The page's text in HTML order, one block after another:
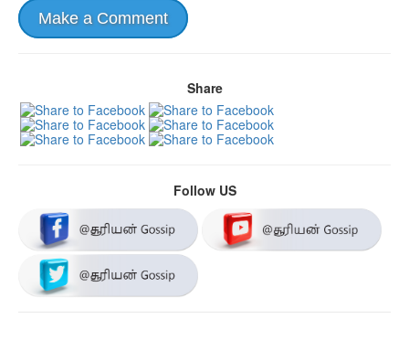
Make a Comment
Share
Follow US